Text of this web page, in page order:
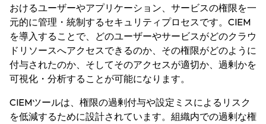
おけるユーザーやアプリケーション、サービスの権限を一
元的に管理・統制するセキュリティプロセスです。CIEM
を導入することで、どのユーザーやサービスがどのクラウ
ドリソースへアクセスできるのか、その権限がどのように
付与されたのか、そしてそのアクセスが適切か、過剰かを
可視化・分析することが可能になります。
CIEMツールは、権限の過剰付与や設定ミスによるリスク
を低減するために設計されています。組織内での過剰な権